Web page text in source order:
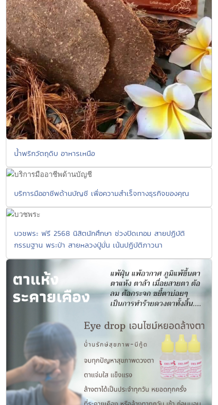
น้ำพริกวัตถุดิบ อาหารเหนือ
บริการมืออาชีพด้านบัญชี เพื่อความสำเร็จทางธุรกิจของคุณ
บวชพระ ฟรี 2568 นิสิตนักศึกษา ช่วงปิดเทอม สายปฏิบัติ
กรรมฐาน พระป่า สายหลวงปู่มั่น เน้นปฏิบัติภาวนา